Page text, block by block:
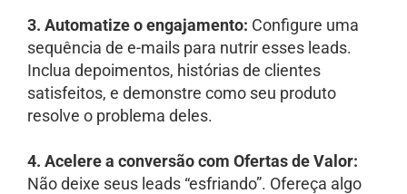
3. Automatize o engajamento: Configure uma
sequência de e-mails para nutrir esses leads.
Inclua depoimentos, histórias de clientes
satisfeitos, e demonstre como seu produto
resolve o problema deles.
4. Acelere a conversão com Ofertas de Valor:
Não deixe seus leads “esfriando”. Ofereça algo